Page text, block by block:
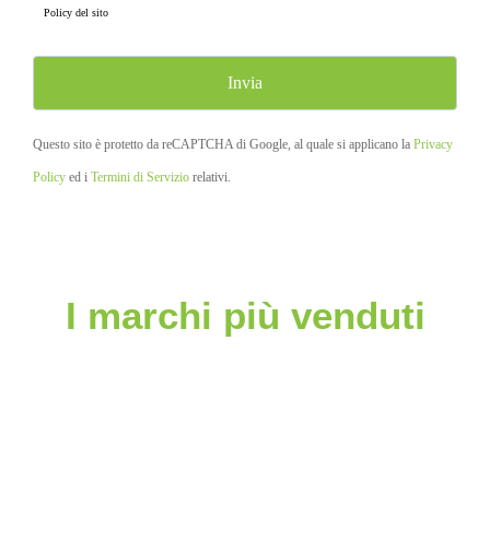
Policy del sito
Questo sito è protetto da reCAPTCHA di Google, al quale si applicano la Privacy
Policy ed i Termini di Servizio relativi.
I marchi più venduti